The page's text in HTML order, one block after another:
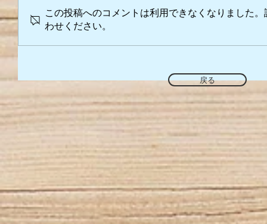
この投稿へのコメントは利用できなくなりました
わせください。
戻る